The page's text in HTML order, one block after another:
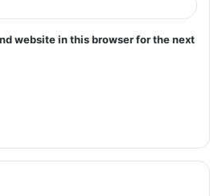
website in this browser for the next